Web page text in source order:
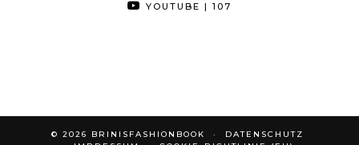
YOUTUBE | 107
© 2026 BRINISFASHIONBOOK
DATENSCHUTZ